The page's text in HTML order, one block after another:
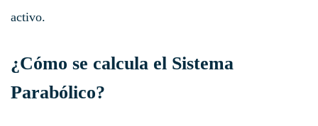
activo.
¿Cómo se calcula el Sistema
Parabólico?